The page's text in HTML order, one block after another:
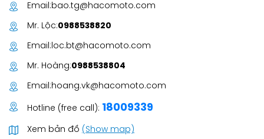
Email:bao.tg@hacomoto.com
Mr. Lộc:0988538820
Email:loc.bt@hacomoto.com
Mr. Hoàng:0988538804
Email:hoang.vk@hacomoto.com
Hotline (free call): 18009339
Xem bản đồ (Show map)